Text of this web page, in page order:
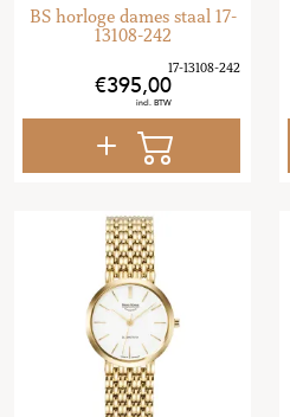
BS horloge dames staal 17-
13108-242
395,00